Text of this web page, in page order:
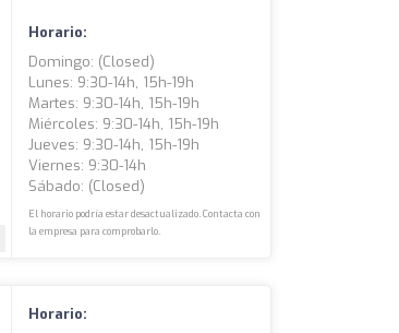
Horario:
Domingo: (closed)
Lunes: 9:30-14h, 15h-19h
Martes: 9:30-14h, 15h-19h
Miércoles: 9:30-14h, 15h-19h
Jueves: 9:30-14h, 15h-19h
Viernes: 9:30-14h
Sábado: (closed)
El horario podría estar desactualizado. Contacta con
la empresa para comprobarlo.
Horario: